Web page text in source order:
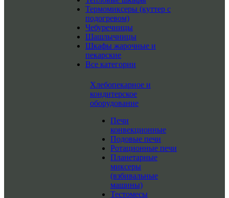
Термомиксеры (куттер с
подогревом)
Чебуречницы
Шашлычницы
Шкафы жарочные и
пекарские
Все категории
Хлебопекарное и
кондитерское
оборудование
Печи
конвекционные
Подовые печи
Ротационные печи
Планетарные
миксеры
(взбивальные
машины)
Тестомесы